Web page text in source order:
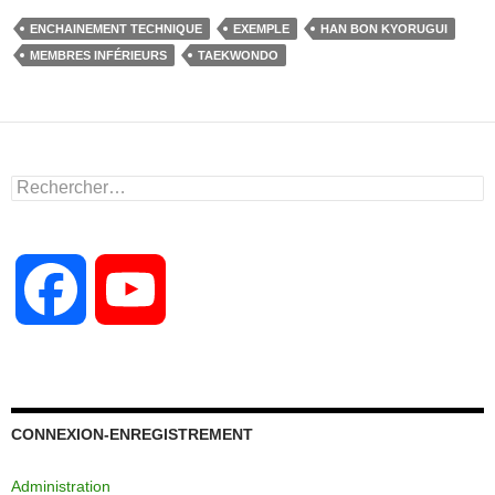
c
e
o
k
st
o
o
ail ta
g
ENCHAINEMENT TECHNIQUE EXEMPLE
HAN BON KYORUGUI
MEMBRES INFÉRIEURS
TAEKWONDO
Rechercher :
c u
CONNEXION-ENREGISTREMENT
Administration